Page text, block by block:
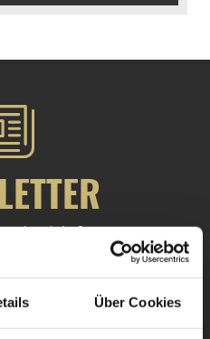
Über Cookies
Sie sich für